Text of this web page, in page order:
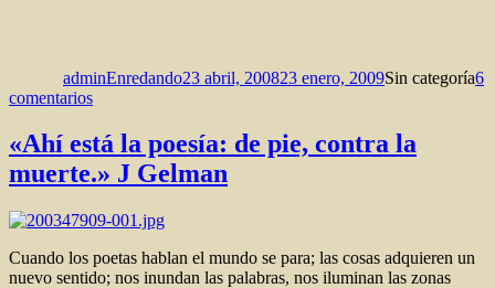
adminEnredando23 abril, 200823 enero, 2009Sin categoría6
comentariosen
«Ahí está la poesía: de pie, contra la
muerte.» J Gelman
Cuando los poetas hablan el mundo se para; las cosas adquieren un
nuevo sentido; nos inundan las palabras, nos iluminan las zonas